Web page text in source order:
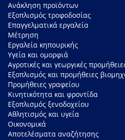
Ανάκληση προϊόντων
Εξοπλισμός τροφοδοσίας
Επαγγελματικά εργαλεία
Μέτρηση
Εργαλεία κηπουρικής
Υγεία και ομορφιά
Αγροτικές και γεωργικές
Εξοπλισμός και προμήθειες
Προμήθειες γραφείου
Κινητικότητα και φροντίδα
Εξοπλισμός ξενοδοχείου
Αθλητισμός και υγεία
Οικονομικά
Αποτελέσματα αναζήτησης